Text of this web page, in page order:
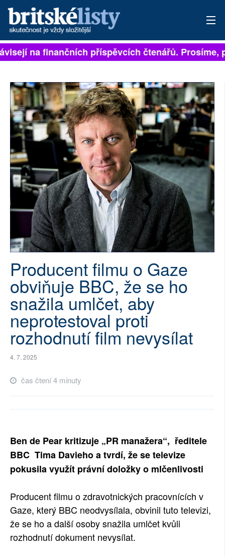
PŘIHLÁSIT
ARCHIV
ROZHOVORY
TÉMATA
NEJČTENĚJŠÍ ZA 7 DNÍ
AUTOŘI
PŘÍSPĚVKY NA PROVOZ
SOCIÁLNÍ SÍTĚ
RUBRIKY
PLNÁ VERZE STRÁNEK
na finančních příspěvcích čtenářů. Prosíme,
Producent filmu o Gaze
obviňuje BBC, že se ho
snažila umlčet, aby
neprotestoval proti
rozhodnutí film nevysílat
4. 7. 2025
čas čtení 4 minuty
Ben de Pear kritizuje „PR manažera“, ředitele
BBC Tima Davieho a tvrdí, že se televize
pokusila využít právní doložky o mlčenlivosti
Producent filmu o zdravotnických pracovnících v
Gaze, který BBC neodvysílala, obvinil tuto televizi,
že se ho a další osoby snažila umlčet kvůli
rozhodnutí dokument nevysílat.